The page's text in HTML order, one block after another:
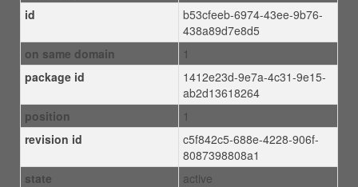
id
b53cfeeb-6974-43ee-9b76-
438a89d7e8d5
on same domain
1
package id
1412e23d-9e7a-4c31-9e15-
ab2d13618264
position
1
revision id
c5f842c5-688e-4228-906f-
8087398808a1
state
active